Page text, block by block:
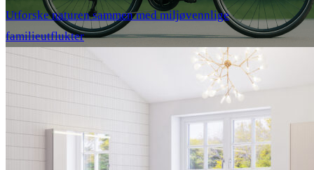
Utforske naturen sammen med miljøvennlige
familieutflukter